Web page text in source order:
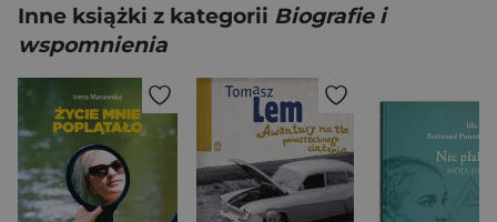
Inne książki z kategorii Biografie i
wspomnienia